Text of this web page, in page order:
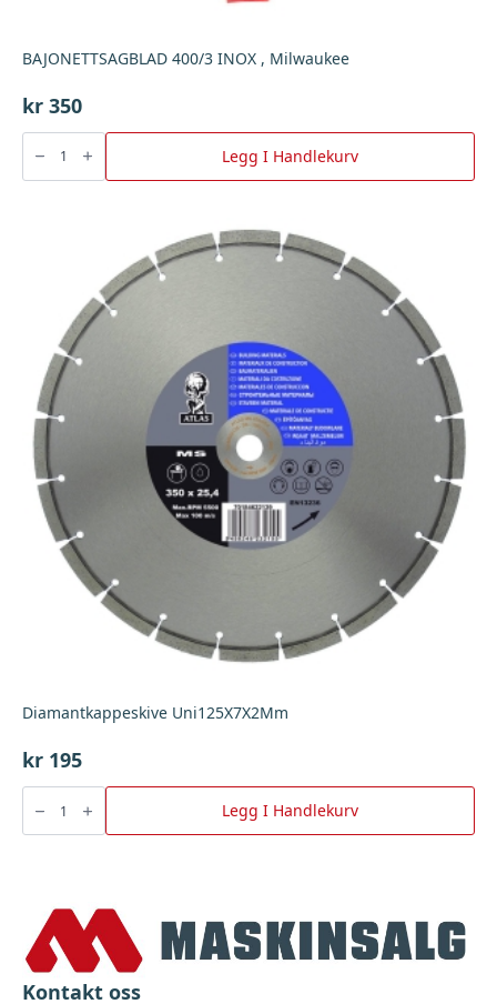
BAJONETTSAGBLAD 400/3 INOX , Milwaukee
kr 350
BAJONETTSAGBLAD
INOX
,
Legg I Handlekurv
Diamantkappeskive Uni125X7X2Mm
kr 195
Diamantkappeskive
Uni125X7X2Mm
antall Legg I Handlekurv
Kontakt oss